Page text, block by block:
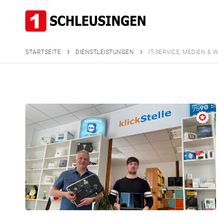
STARTSEITE DIENSTLEISTUNGEN IT-SERVICE, MEDIEN &
IT-